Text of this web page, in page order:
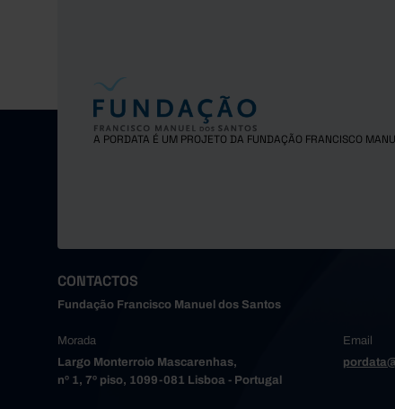
A PORDATA É UM PROJETO DA FUNDAÇÃO FRANCISCO
CONTACTOS
Fundação Francisco Manuel dos Santos
Morada
Largo Monterroio Mascarenhas,
nº 1, 7º piso, 1099-081 Lisboa - Portugal
Email